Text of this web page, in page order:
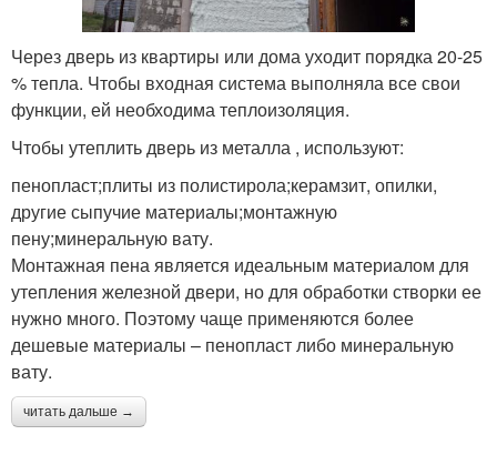
Через дверь из квартиры или дома уходит порядка 20-25
% тепла. Чтобы входная система выполняла все свои
функции, ей необходима теплоизоляция.
Чтобы утеплить дверь из металла , используют:
пенопласт;плиты из полистирола;керамзит, опилки,
другие сыпучие материалы;монтажную
пену;минеральную вату.
Монтажная пена является идеальным материалом для
утепления железной двери, но для обработки створки ее
нужно много. Поэтому чаще применяются более
дешевые материалы – пенопласт либо минеральную
вату.
читать дальше →